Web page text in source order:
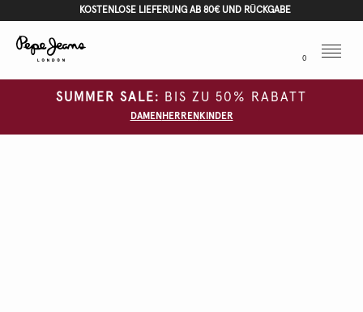
KOSTENLOSE LIEFERUNG AB 80€ UND RÜCKGABE
0
Menu
SUMMER SALE: BIS ZU 50% RABATT
DAMEN HERREN KINDER